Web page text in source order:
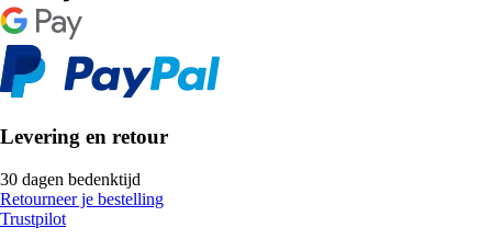
Levering en retour
30 dagen bedenktijd
Retourneer je bestelling
Trustpilot